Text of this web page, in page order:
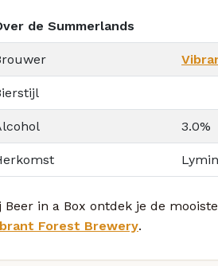
de Summerlands
3.0%
Beer in a Box ontdek je de
Forest Brewery.